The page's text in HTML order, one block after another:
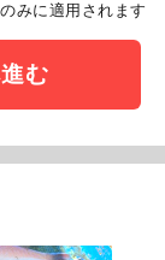
みに適用されます
む